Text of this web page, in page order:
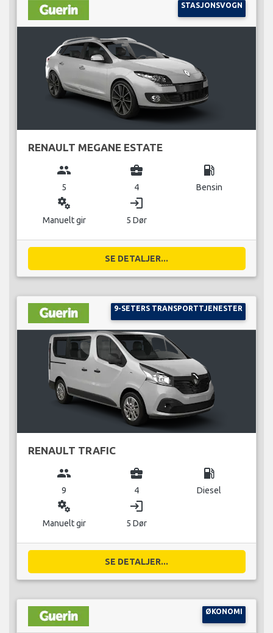
STASJONSVOGN
RENAULT MEGANE ESTATE
group
5
business_center
4
local_gas_station
Bensin
miscellaneous_services
Manuelt gir
login
5 Dør
SE DETALJER...
9-SETERS TRANSPORTTJENESTER
RENAULT TRAFIC
group
9
business_center
4
local_gas_station
Diesel
miscellaneous_services
Manuelt gir
login
5 Dør
SE DETALJER...
ØKONOMI